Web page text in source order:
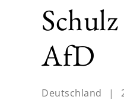
AfD
Deutschland |